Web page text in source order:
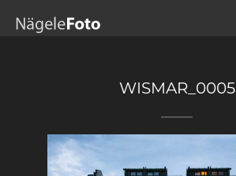
WISMAR_0005